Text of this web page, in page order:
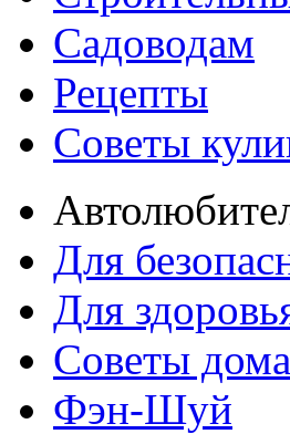
Садоводам
Рецепты
Советы
Для
Для
Советы
Фэн-Шуй